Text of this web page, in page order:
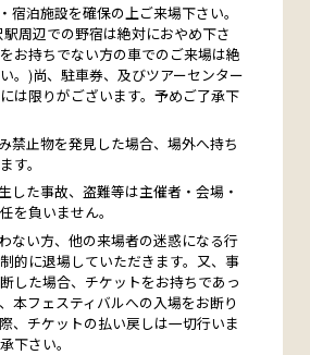
宿泊施設を確保の上ご来場下さい。
周辺での野宿は絶対におやめ下さ
お持ちでない方の車でのご来場は絶
。)尚、駐車券、及びツアーセンター
は限りがございます。予めご了承下
禁止物を発見した場合、場外へ持ち
す。
した事故、盗難等は主催者・会場・
を負いません。
ない方、他の来場者の迷惑になる行
的に退場していただきます。又、事
した場合、チケットをお持ちであっ
本フェスティバルへの入場をお断り
、チケットの払い戻しは一切行いま
下さい。